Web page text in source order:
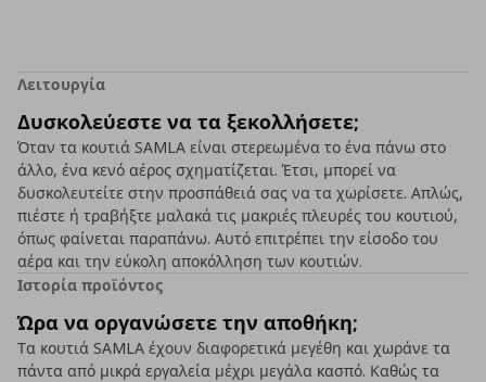
Λειτουργία
Δυσκολεύεστε να τα ξεκολλήσετε;
Όταν τα κουτιά SAMLA είναι στερεωμένα το ένα πάνω στο
άλλο, ένα κενό αέρος σχηματίζεται. Έτσι, μπορεί να
δυσκολευτείτε στην προσπάθειά σας να τα χωρίσετε. Απλώς,
πιέστε ή τραβήξτε μαλακά τις μακριές πλευρές του κουτιού,
όπως φαίνεται παραπάνω. Αυτό επιτρέπει την είσοδο του
αέρα και την εύκολη αποκόλληση των κουτιών.
Ιστορία προϊόντος
Ώρα να οργανώσετε την αποθήκη;
Τα κουτιά SAMLA έχουν διαφορετικά μεγέθη και χωράνε τα
πάντα από μικρά εργαλεία μέχρι μεγάλα κασπό. Καθώς τα